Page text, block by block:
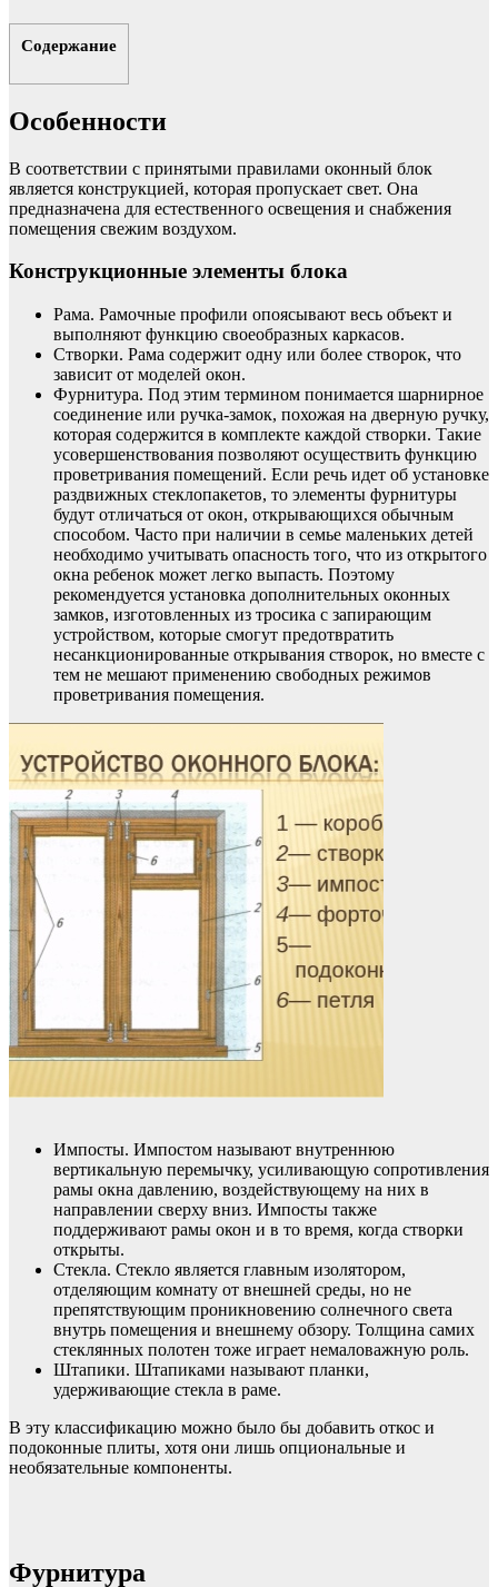
Содержание
Особенности
В соответствии с принятыми правилами оконный блок
является конструкцией, которая пропускает свет. Она
предназначена для естественного освещения и снабжения
помещения свежим воздухом.
Конструкционные элементы блока
Рама. Рамочные профили опоясывают весь объект и
выполняют функцию своеобразных каркасов.
Створки. Рама содержит одну или более створок, что
зависит от моделей окон.
Фурнитура. Под этим термином понимается шарнирное
соединение или ручка-замок, похожая на дверную ручку,
которая содержится в комплекте каждой створки. Такие
усовершенствования позволяют осуществить функцию
проветривания помещений. Если речь идет об установке
раздвижных стеклопакетов, то элементы фурнитуры
будут отличаться от окон, открывающихся обычным
способом. Часто при наличии в семье маленьких детей
необходимо учитывать опасность того, что из открытого
окна ребенок может легко выпасть. Поэтому
рекомендуется установка дополнительных оконных
замков, изготовленных из тросика с запирающим
устройством, которые смогут предотвратить
несанкционированные открывания створок, но вместе с
тем не мешают применению свободных режимов
проветривания помещения.
Импосты. Импостом называют внутреннюю
вертикальную перемычку, усиливающую сопротивления
рамы окна давлению, воздействующему на них в
направлении сверху вниз. Импосты также
поддерживают рамы окон и в то время, когда створки
открыты.
Стекла. Стекло является главным изолятором,
отделяющим комнату от внешней среды, но не
препятствующим проникновению солнечного света
внутрь помещения и внешнему обзору. Толщина самих
стеклянных полотен тоже играет немаловажную роль.
Штапики. Штапиками называют планки,
удерживающие стекла в раме.
В эту классификацию можно было бы добавить откос и
подоконные плиты, хотя они лишь опциональные и
необязательные компоненты.
Фурнитура